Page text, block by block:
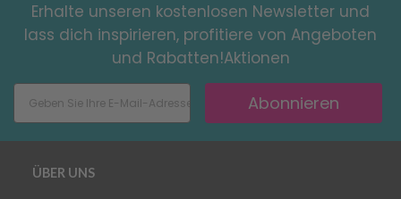
Erhalte unseren kostenlosen Newsletter und
lass dich inspirieren, profitiere von Angeboten
und Rabatten!Aktionen
Abonnieren
ÜBER UNS